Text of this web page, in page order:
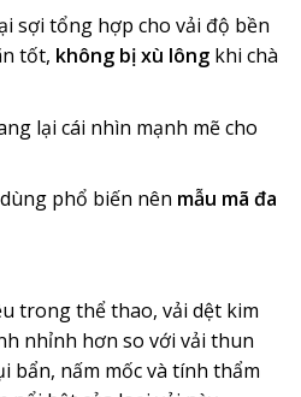
sợi tổng hợp cho vải độ bền
tốt, không bị xù lông khi chà
lại cái nhìn mạnh mẽ cho
phổ biến nên mẫu mã đa
trong thể thao, vải dệt kim
nhỉnh hơn so với vải thun
bẩn, nấm mốc và tính thẩm